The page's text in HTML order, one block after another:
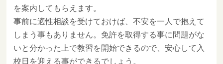
を案内してもらえます。
事前に適性相談を受けておけば、不安を一人で抱えて
しまう事もありません。免許を取得する事に問題がな
いと分かった上で教習を開始できるので、安心して入
校日を迎える事ができるでしょう。